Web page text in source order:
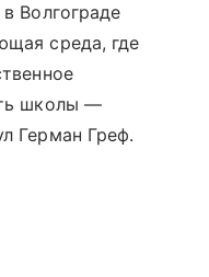
Волгограде
среда, где
школы —
Герман Греф.